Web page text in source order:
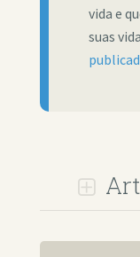
vida e
suas